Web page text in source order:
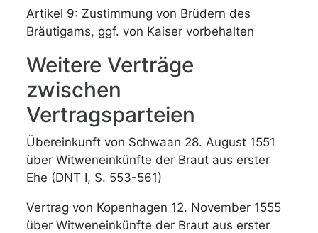
Artikel 9: Zustimmung von Brüdern des
Bräutigams, ggf. von Kaiser vorbehalten
Weitere Verträge
zwischen
Vertragsparteien
Übereinkunft von Schwaan 28. August 1551
über Witweneinkünfte der Braut aus erster
Ehe (DNT I, S. 553-561)
Vertrag von Kopenhagen 12. November 1555
über Witweneinkünfte der Braut aus erster